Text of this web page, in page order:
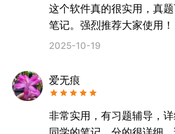
这个软件真的很实用，真
笔记。强烈推荐大家使用！
2025-10-19
爱无痕
非常实用，有习题辅导，